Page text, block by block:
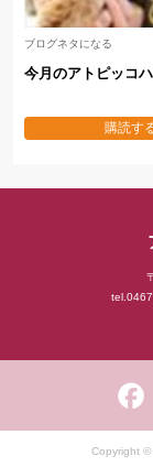
ナー 全7回
Copyright ©